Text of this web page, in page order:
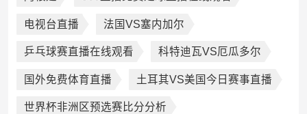
电视台直播 法国VS塞内加尔
乒乓球赛直播在线观看 科特迪瓦VS厄瓜多尔
国外免费体育直播 土耳其VS美国今日赛事直播
世界杯非洲区预选赛比分分析